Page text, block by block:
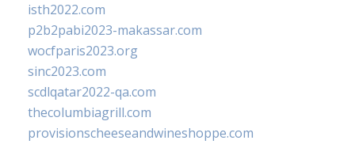
isth2022.com
p2b2pabi2023-makassar.com
wocfparis2023.org
sinc2023.com
scdlqatar2022-qa.com
thecolumbiagrill.com
provisionscheeseandwineshoppe.com